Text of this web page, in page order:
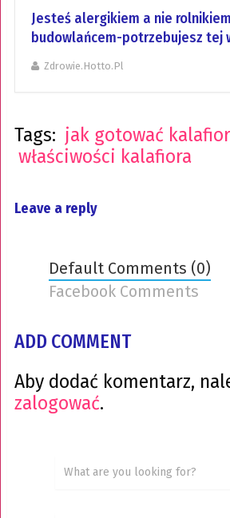
Jesteś alergikiem a nie
budowlańcem-potrzebujesz tej
Zdrowie.hotto.pl
Tags: jak gotować
właściwości kalafiora
Leave a reply
Default Comments (0)
Facebook Comments
ADD COMMENT
Aby dodać komentarz,
zalogować.